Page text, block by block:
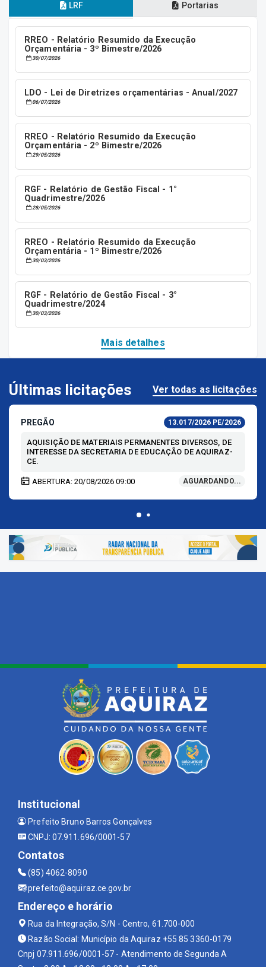
LRF Portarias
RREO - Relatório Resumido da Execução
Orçamentária - 3º Bimestre/2026
30/07/2026
LDO - Lei de Diretrizes orçamentárias - Anual/2027
06/07/2026
RREO - Relatório Resumido da Execução
Orçamentária - 2º Bimestre/2026
29/05/2026
RGF - Relatório de Gestão Fiscal - 1°
Quadrimestre/2026
28/05/2026
RREO - Relatório Resumido da Execução
Orçamentária - 1º Bimestre/2026
30/03/2026
RGF - Relatório de Gestão Fiscal - 3°
Quadrimestre/2024
30/03/2026
Mais detalhes
Últimas licitações Ver todas as licitações
PREGÃO 13.017/2026 PE/2026
AQUISIÇÃO DE MATERIAIS PERMANENTES DIVERSOS, DE
INTERESSE DA SECRETARIA DE EDUCAÇÃO DE AQUIRAZ-
CE.
ABERTURA: 20/08/2026 09:00 AGUARDANDO...
Institucional
Prefeito Bruno Barros Gonçalves
CNPJ: 07.911.696/0001-57
Contatos
(85) 4062-8090
prefeito@aquiraz.ce.gov.br
Endereço e horário
Rua da Integração, S/N - Centro, 61.700-000
Razão Social: Município da Aquiraz +55 85 3360-0179
Cnpj 07.911.696/0001-57 - Atendimento de Segunda A